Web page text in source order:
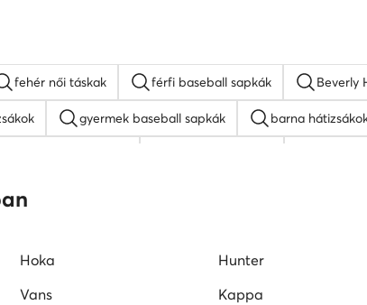
fehér női táskak férfi baseball sapkák Beverly
gyermek baseball sapkák barna
táskak
Hoka Hunter
Vans Kappa